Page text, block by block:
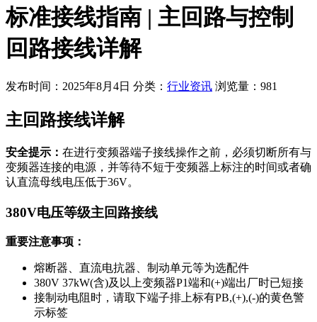
标准接线指南 | 主回路与控制
回路接线详解
发布时间：2025年8月4日 分类： 行业资讯 浏览量：981
主回路接线详解
安全提示： 在进行变频器端子接线操作之前，必须切断所有与
变频器连接的电源，并等待不短于变频器上标注的时间或者确
认直流母线电压低于36V。
380V电压等级主回路接线
重要注意事项：
熔断器、直流电抗器、制动单元等为选配件
380V 37kW(含)及以上变频器P1端和(+)端出厂时已短接
接制动电阻时，请取下端子排上标有PB,(+),(-)的黄色警
示标签